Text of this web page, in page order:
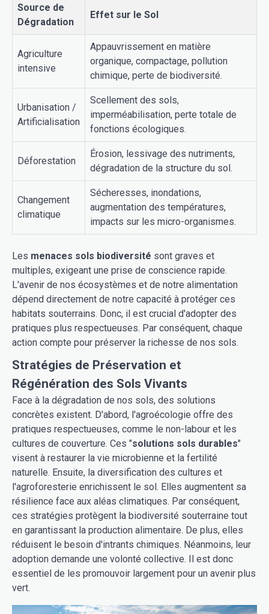
Source de
Dégradation
Effet sur le Sol
Agriculture
intensive
Appauvrissement en matière
organique, compactage, pollution
chimique, perte de biodiversité.
Urbanisation /
Artificialisation
Scellement des sols,
imperméabilisation, perte totale de
fonctions écologiques.
Déforestation
Érosion, lessivage des nutriments,
dégradation de la structure du sol.
Changement
climatique
Sécheresses, inondations,
augmentation des températures,
impacts sur les micro-organismes.
Les menaces sols biodiversité sont graves et
multiples, exigeant une prise de conscience rapide.
L'avenir de nos écosystèmes et de notre alimentation
dépend directement de notre capacité à protéger ces
habitats souterrains. Donc, il est crucial d'adopter des
pratiques plus respectueuses. Par conséquent, chaque
action compte pour préserver la richesse de nos sols.
Stratégies de Préservation et
Régénération des Sols Vivants
Face à la dégradation de nos sols, des solutions
concrètes existent. D'abord, l'agroécologie offre des
pratiques respectueuses, comme le non-labour et les
cultures de couverture. Ces "solutions sols durables"
visent à restaurer la vie microbienne et la fertilité
naturelle. Ensuite, la diversification des cultures et
l'agroforesterie enrichissent le sol. Elles augmentent sa
résilience face aux aléas climatiques. Par conséquent,
ces stratégies protègent la biodiversité souterraine tout
en garantissant la production alimentaire. De plus, elles
réduisent le besoin d'intrants chimiques. Néanmoins, leur
adoption demande une volonté collective. Il est donc
essentiel de les promouvoir largement pour un avenir plus
vert.